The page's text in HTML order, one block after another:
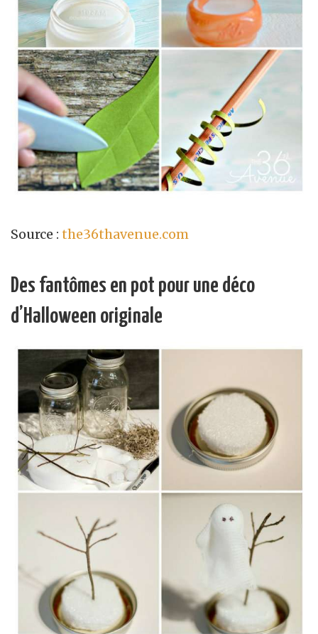
Source : the36thavenue.com
Des fantômes en pot pour une déco
d’Halloween originale